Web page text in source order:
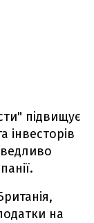
підвищує
інвесторів
на